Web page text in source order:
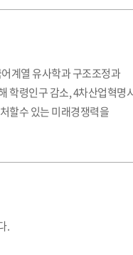
계열 유사학과 구조조정과
학령인구 감소, 4차산업혁명
할수 있는 미래경쟁력을
.